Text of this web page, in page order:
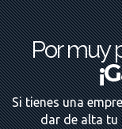
Por muy
Si tienes una
dar de alta tu